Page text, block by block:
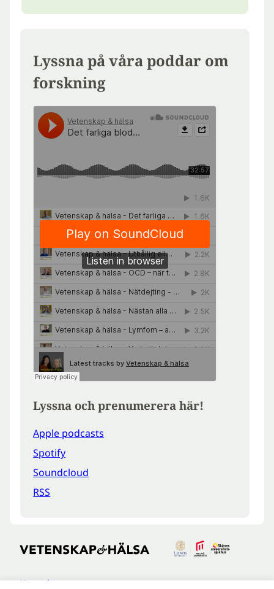
Lyssna på våra poddar om
forskning
Lyssna och prenumerera här!
Apple podcasts
Spotify
Soundcloud
RSS
Kontakt